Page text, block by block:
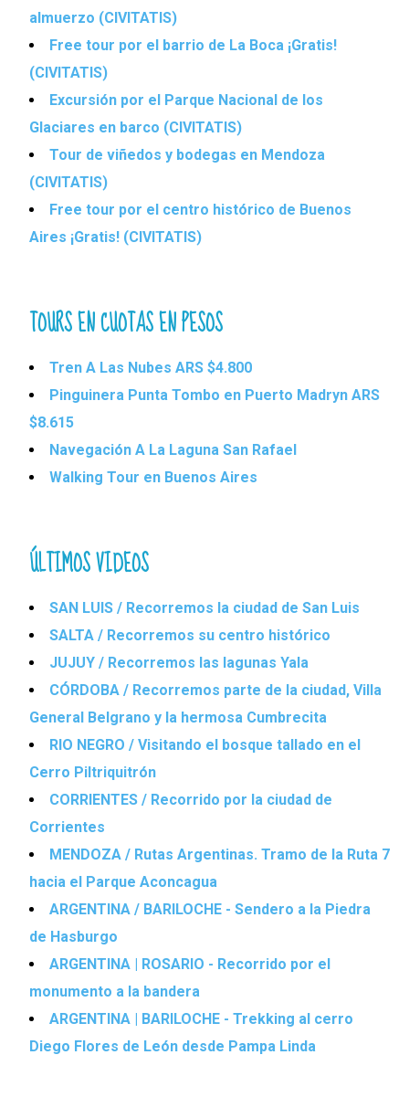
almuerzo (CIVITATIS)
Free tour por el barrio de La Boca ¡Gratis!
(CIVITATIS)
Excursión por el Parque Nacional de los
Glaciares en barco (CIVITATIS)
Tour de viñedos y bodegas en Mendoza
(CIVITATIS)
Free tour por el centro histórico de Buenos
Aires ¡Gratis! (CIVITATIS)
TOURS EN CUOTAS EN PESOS
Tren A Las Nubes ARS $4.800
Pinguinera Punta Tombo en Puerto Madryn ARS
$8.615
Navegación A La Laguna San Rafael
Walking Tour en Buenos Aires
ÚLTIMOS VIDEOS
SAN LUIS / Recorremos la ciudad de San Luis
SALTA / Recorremos su centro histórico
JUJUY / Recorremos las lagunas Yala
CÓRDOBA / Recorremos parte de la ciudad, Villa
General Belgrano y la hermosa Cumbrecita
RIO NEGRO / Visitando el bosque tallado en el
Cerro Piltriquitrón
CORRIENTES / Recorrido por la ciudad de
Corrientes
MENDOZA / Rutas Argentinas. Tramo de la Ruta 7
hacia el Parque Aconcagua
ARGENTINA / BARILOCHE - Sendero a la Piedra
de Hasburgo
ARGENTINA | ROSARIO - Recorrido por el
monumento a la bandera
ARGENTINA | BARILOCHE - Trekking al cerro
Diego Flores de León desde Pampa Linda